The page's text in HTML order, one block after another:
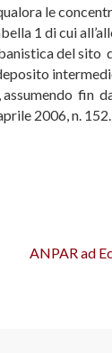
le
1 di cui
del sito
fin
2006, n. 152.
ANPAR ad